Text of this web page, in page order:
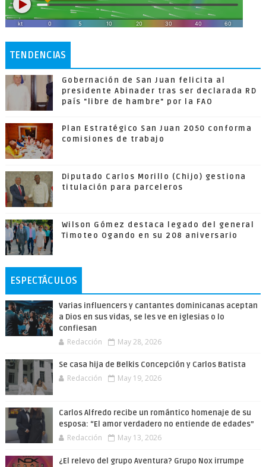
TENDENCIAS
Gobernación de San Juan felicita al
presidente Abinader tras ser declarada RD
país "libre de hambre" por la FAO
Plan Estratégico San Juan 2050 conforma
comisiones de trabajo
Diputado Carlos Morillo (Chijo) gestiona
titulación para parceleros
Wilson Gómez destaca legado del general
Timoteo Ogando en su 208 aniversario
ESPECTÁCULOS
Varias influencers y cantantes dominicanas aceptan
a Dios en sus vidas, se les ve en iglesias o lo
confiesan
Redacción May 28, 2026
Se casa hija de Belkis Concepción y Carlos Batista
Redacción May 19, 2026
Carlos Alfredo recibe un romántico homenaje de su
esposa: “El amor verdadero no entiende de edades”
Redacción May 13, 2026
¿El relevo del grupo Aventura? Grupo Nox irrumpe